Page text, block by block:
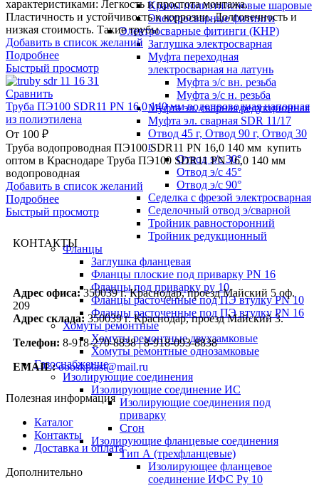
Краны полиэтиленовые шаровые
Электросварные фитинги
Электросварные фитинги (КНР)
Заглушка электросварная
Муфта переходная
электросварная на латунь
Муфта э/с вн. резьба
Муфта э/с н. резьба
Муфта эл. cварная редукционная
Муфта эл. сварная SDR 11/17
Отвод 45 г, Отвод 90 г, Отвод 30
г
Отвод э/с 30°
Отвод э/с 45°
Отвод э/с 90°
Седелка с фрезой электросварная
Седелочный отвод э/сварной
Тройник равносторонний
Тройник редукционный
Фланцы
Заглушка фланцевая
Фланцы плоские под приварку PN 16
Фланцы под приварку ру 10
Фланцы расточенные под ПЭ втулку PN 10
Фланцы расточенные под ПЭ втулку PN 16
Хомуты ремонтные
Хомуты ремонтные двухзамковые
Хомуты ремонтные однозамковые
Газоснабжение
Изолирующие соединения
Изолирующие соединение ИС
Изолирующие соединения под
приварку
Сгон
Изолирующие фланцевые соединения
Тип А (трехфланцевые)
Изолирующее фланцевое
соединение ИФС Ру 10
характеристиками: Легкость и простота монтажа.
Пластичность и устойчивость к коррозии. Долговечность и
низкая стоимость. Такие трубы
Добавить в список желаний
Подробнее
Быстрый просмотр
Сравнить
Труба ПЭ100 SDR11 PN 16,0 140 мм водопроводная напорная
из полиэтилена
От 100 ₽
Труба водопроводная ПЭ100 SDR11 PN 16,0 140 мм купить
оптом в Краснодаре Труба ПЭ100 SDR11 PN 16,0 140 мм
водопроводная
Добавить в список желаний
Подробнее
Быстрый просмотр
КОНТАКТЫ
Адрес офиса:350039 г. Краснодар, проезд Майский 5 оф.
209
Адрес склада: 350039 г. Краснодар, проезд Майский 3.
Телефон: 8-918-270-8838 | 8-918-093-8838
EMAIL:oooskplast@mail.ru
Полезная информация
Каталог
Контакты
Доставка и оплата
Дополнительно